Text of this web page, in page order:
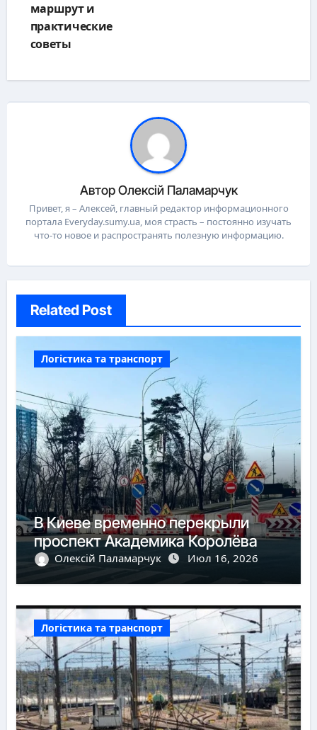
маршрут и
практические
советы
АвторОлексій Паламарчук
Привет, я – Алексей, главный редактор информационного
портала Everyday.sumy.ua, моя страсть – постоянно изучать
что-то новое и распространять полезную информацию.
Related Post
Логістика та транспорт
В Киеве временно перекрыли
проспект Академика Королёва
Олексій Паламарчук Июл 16, 2026
Логістика та транспорт